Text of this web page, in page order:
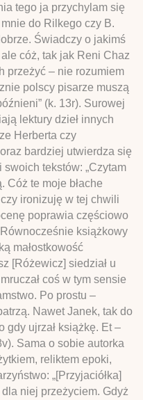
tego ja przychylam się
do Rilkego czy B.
Świadczy o jakimś
cóż, tak jak Reni Chaz
przeżyć – nie rozumiem
polscy pisarze muszą
(k. 13r). Surowej
lektury dzieł innych
Herberta czy
bardziej utwierdza się
tekstów: „Czytam
Cóż te moje błache
ironizuję w tej chwili
poprawia częściowo
książkowy
małostkowość
[Różewicz] siedział u
coś w tym sensie
Po prostu –
Nawet Janek, tak do
gdy ujrzał książkę. Et –
Sama o sobie autorka
reliktem epoki,
„[Przyjaciółka]
niej przeżyciem. Gdyż